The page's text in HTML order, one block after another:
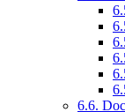
6.6.